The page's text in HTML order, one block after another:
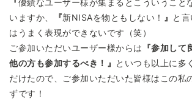
『優績なユーザー様が集まるとこういうこと
いますか、
『新NISAを物ともしない！ 』 と
はうまく表現ができないです（笑）
ご参加いただいユーザー様からは 『参加し
他の方も参加するべき！』 といつも以上に多
だけたので、ご参加いただいた皆様はこの私
ずです！